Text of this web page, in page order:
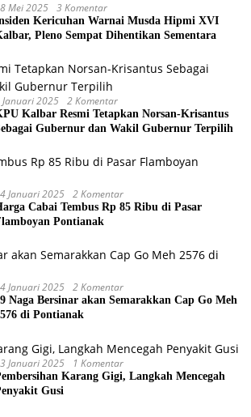
Mei 2025 3 Komentar
Kericuhan Warnai Musda Hipmi XVI
Pleno Sempat Dihentikan Sementara
Januari 2025 2 Komentar
Kalbar Resmi Tetapkan Norsan-Krisantus
Gubernur dan Wakil Gubernur Terpilih
Januari 2025 2 Komentar
Cabai Tembus Rp 85 Ribu di Pasar
Pontianak
Januari 2025 2 Komentar
Naga Bersinar akan Semarakkan Cap Go Meh
di Pontianak
Januari 2025 1 Komentar
Karang Gigi, Langkah Mencegah
Gusi